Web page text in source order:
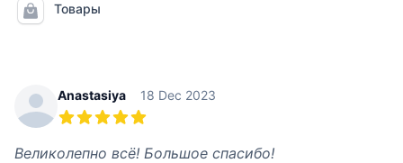
Товары
Recent reviews
Anastasiya 18 Dec 2023
Великолепно всё! Большое спасибо!